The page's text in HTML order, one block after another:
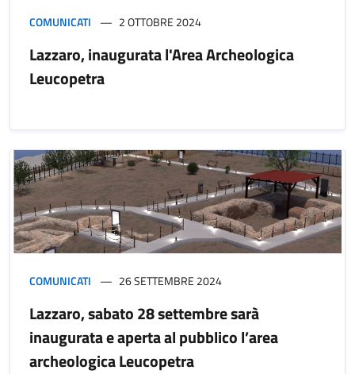
COMUNICATI 2 OTTOBRE 2024
Lazzaro, inaugurata l'Area Archeologica
Leucopetra
COMUNICATI 26 SETTEMBRE 2024
Lazzaro, sabato 28 settembre sarà
inaugurata e aperta al pubblico l’area
archeologica Leucopetra